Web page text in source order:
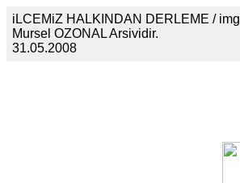
iLCEMiZ HALKINDAN DERLEME /
Mursel OZONAL Arsividir.
31.05.2008